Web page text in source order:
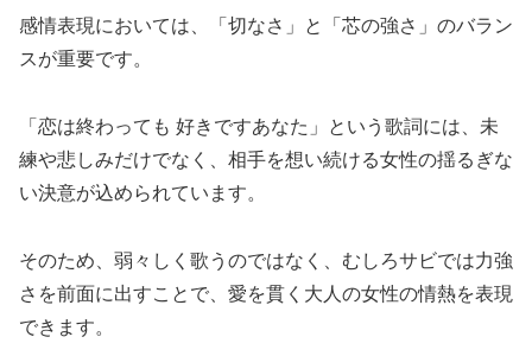
感情表現においては、「切なさ」と「芯の強さ」のバラン
スが重要です。
「恋は終わっても 好きですあなた」という歌詞には、未
練や悲しみだけでなく、相手を想い続ける女性の揺るぎな
い決意が込められています。
そのため、弱々しく歌うのではなく、むしろサビでは力強
さを前面に出すことで、愛を貫く大人の女性の情熱を表現
できます。